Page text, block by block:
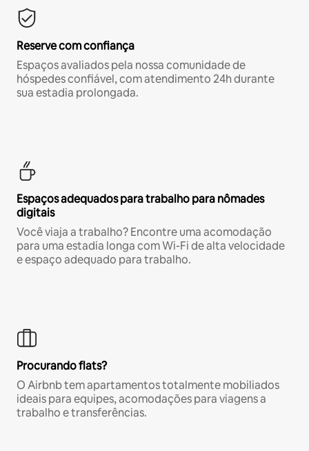
Reserve com confiança
Espaços avaliados pela nossa comunidade de
hóspedes confiável, com atendimento 24h durante
sua estadia prolongada.
Espaços adequados para trabalho para nômades
digitais
Você viaja a trabalho? Encontre uma acomodação
para uma estadia longa com Wi-Fi de alta velocidade
e espaço adequado para trabalho.
Procurando flats?
O Airbnb tem apartamentos totalmente mobiliados
ideais para equipes, acomodações para viagens a
trabalho e transferências.